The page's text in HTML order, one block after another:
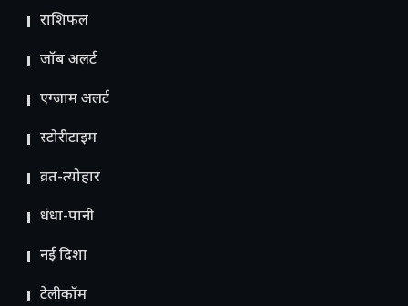
राशिफल
जॉब अलर्ट
एग्जाम अलर्ट
स्टोरीटाइम
व्रत-त्योहार
धंधा-पानी
नई दिशा
टेलीकॉम